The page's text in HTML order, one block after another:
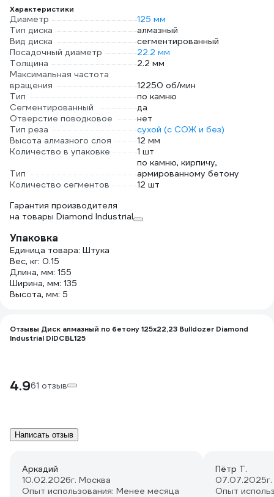
Характеристики
Диаметр
125 мм
Тип диска
алмазный
Вид диска
сегментированный
Посадочный диаметр
22.2 мм
Толщина
2.2 мм
Максимальная частота
вращения
12250 об/мин
Тип
по камню
Сегментированный
да
Отверстие поводковое
нет
Тип реза
сухой (с СОЖ и без)
Высота алмазного слоя
12 мм
Количество в упаковке
1 шт
Тип
по камню, кирпичу,
армированному бетону
Количество сегментов
12 шт
Гарантия производителя
на товары Diamond Industrial
Упаковка
Единица товара: Штука
Вес, кг: 0.15
Длина, мм: 155
Ширина, мм: 135
Высота, мм: 5
Отзывы Диск алмазный по бетону 125х22,23 Bulldozer Diamond
Industrial DIDCBL125
4.961 отзыв
Написать отзыв
Аркадий
10.02.2026г. Москва
Опыт использования: Менее месяца
Пётр Т.
07.07.2025
Опыт